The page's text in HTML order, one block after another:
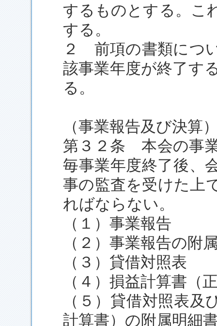
するものとする。こ
する。
２ 前項の書類につ
該事業年度が終了す
る。
（事業報告及び決算
第３２条 本会の事
毎事業年度終了後、
事の監査を受けた上
ればならない。
（１）事業報告
（２）事業報告の附
（３）貸借対照表
（４）損益計算書（
（５）貸借対照表
計算書）の附属明細